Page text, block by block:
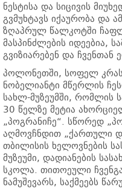
ნესტისა და სიცივის
გვმუხტავს იქაურობა და
ზღაპრულ წალკოტში
მასპინძლების იდეებია,
გვიზიარებენ და
პოლონეთში, სოფელ
ნობელიანტი მწერლის
სახლ-მუზეუმში, რომლის
30 წელზე მეტია
„პოგრანიჩე“. სწორედ
აღმოვჩნდით „ქართული
თბილისის ხელოვნების
მუზეუმი, დადიანების
სკოლა. თითოეული
ნამუშევარს, საქმეებს